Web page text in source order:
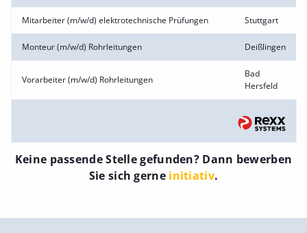
Mitarbeiter (m/w/d) elektrotechnische Prüfungen Stuttgart
Monteur (m/w/d) Rohrleitungen Deißlingen
Vorarbeiter (m/w/d) Rohrleitungen
Bad
Hersfeld
Keine passende Stelle gefunden? Dann bewerben
Sie sich gerne initiativ.